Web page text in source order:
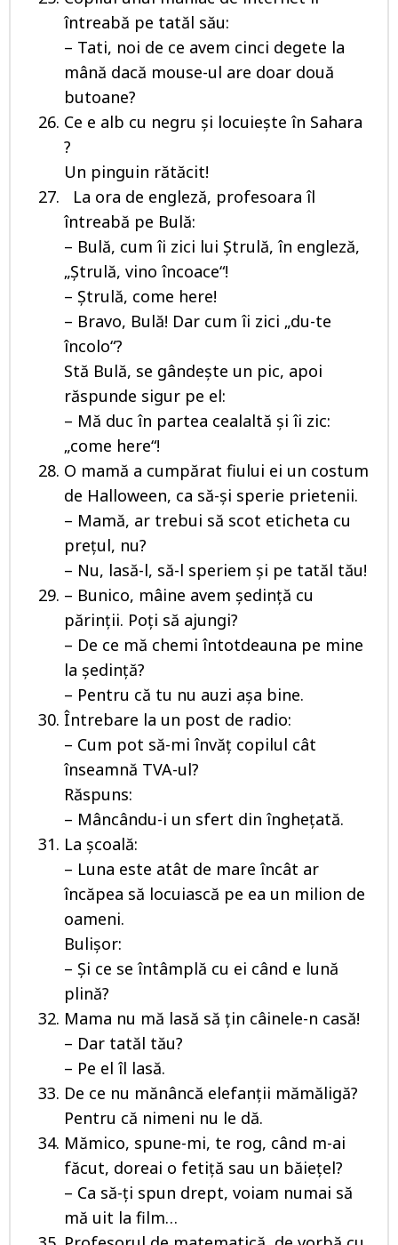
întreabă pe tatăl său:
– Tati, noi de ce avem cinci degete la
mână dacă mouse-ul are doar două
butoane?
Ce e alb cu negru şi locuieşte în Sahara
?
Un pinguin rătăcit!
La ora de engleză, profesoara îl
întreabă pe Bulă:
– Bulă, cum îi zici lui Ştrulă, în engleză,
„Ştrulă, vino încoace“!
– Ştrulă, come here!
– Bravo, Bulă! Dar cum îi zici „du-te
încolo“?
Stă Bulă, se gândeşte un pic, apoi
răspunde sigur pe el:
– Mă duc în partea cealaltă şi îi zic:
„come here“!
O mamă a cumpărat fiului ei un costum
de Halloween, ca să-şi sperie prietenii.
– Mamă, ar trebui să scot eticheta cu
preţul, nu?
– Nu, lasă-l, să-l speriem şi pe tatăl tău!
– Bunico, mâine avem ședință cu
părinții. Poți să ajungi?
– De ce mă chemi întotdeauna pe mine
la ședință?
– Pentru că tu nu auzi așa bine.
Întrebare la un post de radio:
– Cum pot să-mi învăț copilul cât
înseamnă TVA-ul?
Răspuns:
– Mâncându-i un sfert din înghețată.
La școală:
– Luna este atât de mare încât ar
încăpea să locuiască pe ea un milion de
oameni.
Bulișor:
– Și ce se întâmplă cu ei când e lună
plină?
Mama nu mă lasă să țin câinele-n casă!
– Dar tatăl tău?
– Pe el îl lasă.
De ce nu mănâncă elefanții mămăligă?
Pentru că nimeni nu le dă.
Mămico, spune-mi, te rog, când m-ai
făcut, doreai o fetiță sau un băiețel?
– Ca să-ți spun drept, voiam numai să
mă uit la film…